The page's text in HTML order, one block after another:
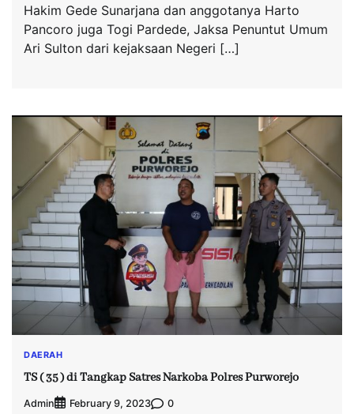
Hakim Gede Sunarjana dan anggotanya Harto
Pancoro juga Togi Pardede, Jaksa Penuntut Umum
Ari Sulton dari kejaksaan Negeri […]
DAERAH
TS ( 35 ) di Tangkap Satres Narkoba Polres Purworejo
Admin February 9, 2023 0